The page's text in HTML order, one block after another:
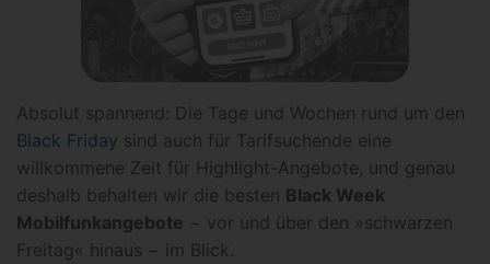
Absolut spannend: Die Tage und Wochen rund um den
Black Friday sind auch für Tarifsuchende eine
willkommene Zeit für Highlight-Angebote, und genau
deshalb behalten wir die besten Black Week
Mobilfunkangebote − vor und über den »schwarzen
Freitag« hinaus − im Blick.